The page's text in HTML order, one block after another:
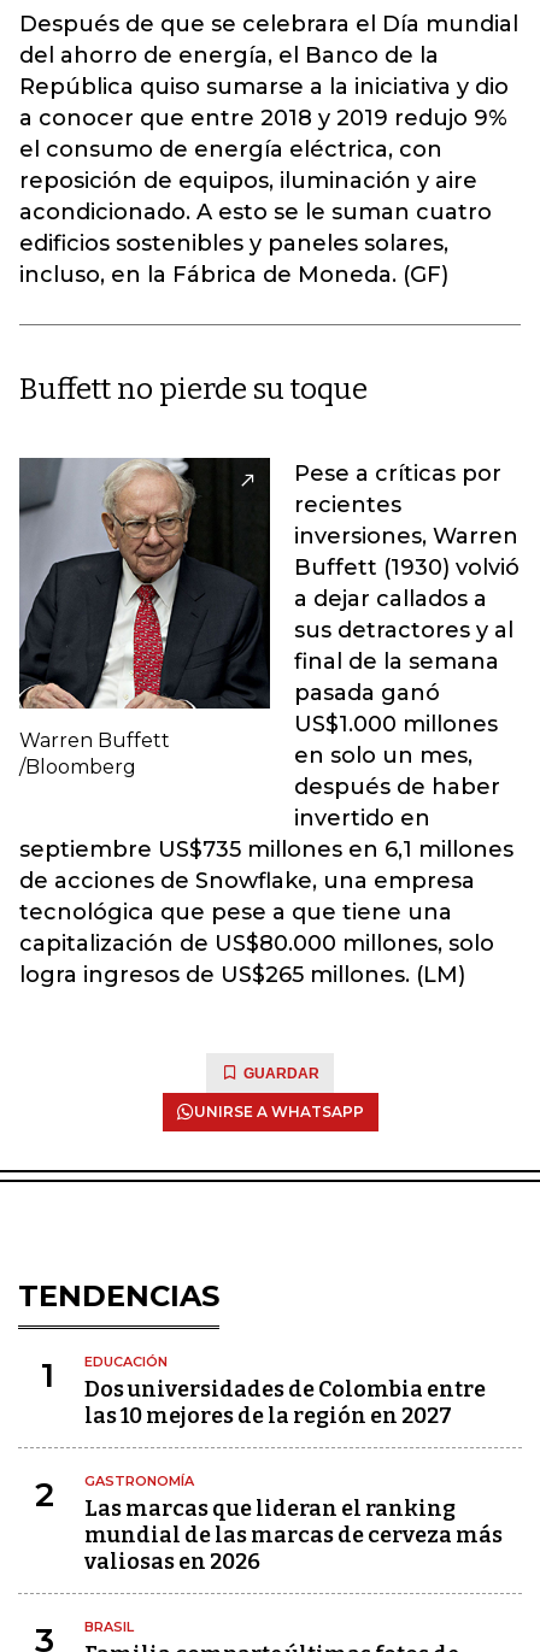
Después de que se celebrara el Día mundial
del ahorro de energía, el Banco de la
República quiso sumarse a la iniciativa y dio
a conocer que entre 2018 y 2019 redujo 9%
el consumo de energía eléctrica, con
reposición de equipos, iluminación y aire
acondicionado. A esto se le suman cuatro
edificios sostenibles y paneles solares,
incluso, en la Fábrica de Moneda. (GF)
Buffett no pierde su toque
Warren Buffett
/Bloomberg
Pese a críticas por
recientes
inversiones, Warren
Buffett (1930) volvió
a dejar callados a
sus detractores y al
final de la semana
pasada ganó
US$1.000 millones
en solo un mes,
después de haber
invertido en
septiembre US$735 millones en 6,1 millones
de acciones de Snowflake, una empresa
tecnológica que pese a que tiene una
capitalización de US$80.000 millones, solo
logra ingresos de US$265 millones. (LM)
GUARDAR
UNIRSE A WHATSAPP
TENDENCIAS
1 EDUCACIÓN
Dos universidades de Colombia entre
las 10 mejores de la región en 2027
2 GASTRONOMÍA
Las marcas que lideran el ranking
mundial de las marcas de cerveza más
valiosas en 2026
3 BRASIL